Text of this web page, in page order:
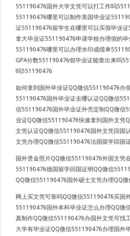
551190476国外大学文凭可以打工作吗
551190476哪里可以制作美国毕业证
证551190476留学生在哪里可以买假毕业
拿大毕业证551190476申请学校办理假的
551190476哪里可以办理水印成绩单
GPA分数551190476假毕业证能查出来吗
吗551190476
如何拿到国外毕业证QQ微信551190476办
551190476国外毕业证去哪认证QQ微信
信551190476国外毕业证外壳定制QQ微信
业证QQ微信551190476快速拿到国外文凭
文凭认证QQ微信551190476国外文凭回国
文凭办理QQ微信551190476法国留学回国
国外烫金照片QQ微信551190476外国文凭
551190476德国留学回国证明QQ微信
QQ微信551190476国外硕士文凭办理QQ
网上买文凭可靠吗QQ微信551190476买国
551190476国外本科毕业证怎么办理QQ微
真制作QQ微信551190476办国外文凭可找
大学有毕业证QQ微信551190476办理国外